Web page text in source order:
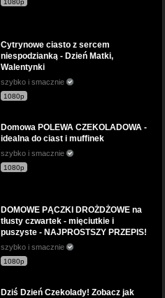
1080p
Cytrynowe ciasto z sercem
niespodzianką - Dzień Matki,
Walentynki
szybko i smacznie
1080p
Domowa POLEWA CZEKOLADOWA -
idealna do ciast i muffinek
szybko i smacznie
1080p
DOMOWE PĄCZKI DROŻDŻOWE na
tłusty czwartek - mięciutkie i
puszyste - NAJPROSTSZY PRZEPIS!
szybko i smacznie
1080p
Dziś Dzień Czekolady! Zobacz jak